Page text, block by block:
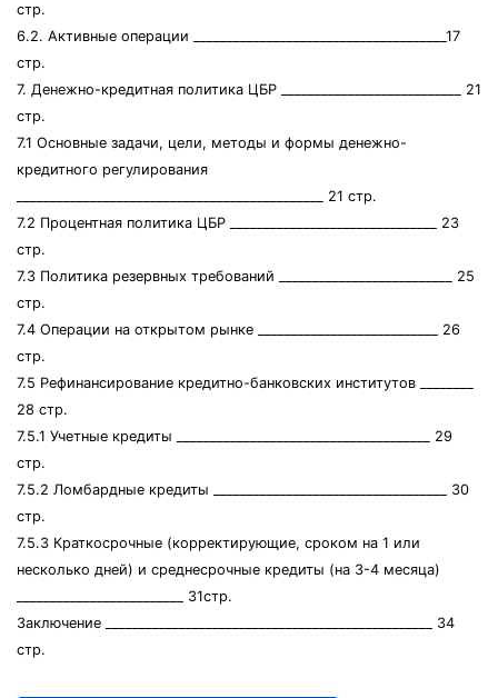
стр.
6.2. Активные операции ______________________________________17
стр.
7. Денежно-кредитная политика ЦБР ___________________________ 21
стр.
7.1 Основные задачи, цели, методы и формы денежно-
кредитного регулирования
______________________________________________ 21 стр.
7.2 Процентная политика ЦБР _______________________________ 23
стр.
7.3 Политика резервных требований __________________________ 25
стр.
7.4 Операции на открытом рынке ___________________________ 26
стр.
7.5 Рефинансирование кредитно-банковских институтов ________
28 стр.
7.5.1 Учетные кредиты ______________________________________ 29
стр.
7.5.2 Ломбардные кредиты ___________________________________ 30
стр.
7.5.3 Краткосрочные (корректирующие, сроком на 1 или
несколько дней) и среднесрочные кредиты (на 3-4 месяца)
_________________________ 31стр.
Заключение _________________________________________________ 34
стр.